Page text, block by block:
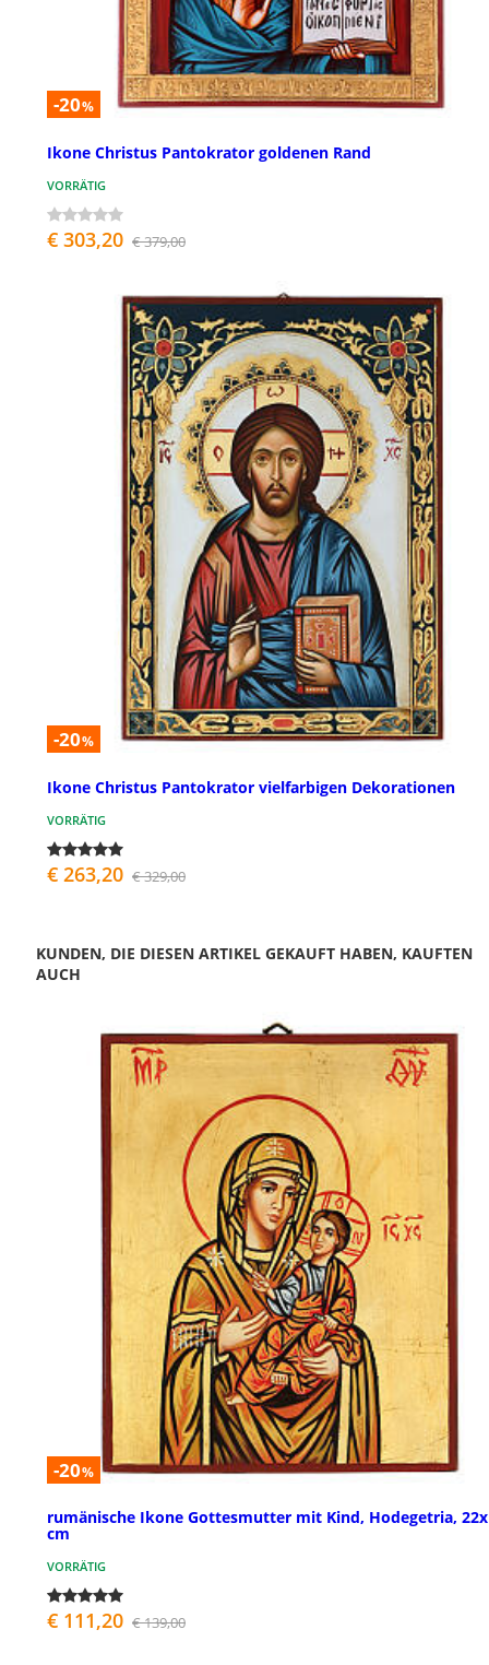
-20%
Ikone Christus Pantokrator goldenen Rand
VORRÄTIG
€ 303,20 € 379,00
-20%
Ikone Christus Pantokrator vielfarbigen Dekorationen
VORRÄTIG
€ 263,20 € 329,00
KUNDEN, DIE DIESEN ARTIKEL GEKAUFT HABEN, KAUFTEN
AUCH
-20%
rumänische Ikone Gottesmutter mit Kind, Hodegetria,
cm
VORRÄTIG
€ 111,20 € 139,00